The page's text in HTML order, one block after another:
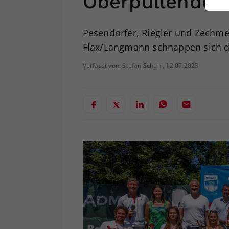
Pesendorfer, Riegler und
Flax/Langmann schnappen sich
Verfasst von: Stefan Schuh , 12.07.2023